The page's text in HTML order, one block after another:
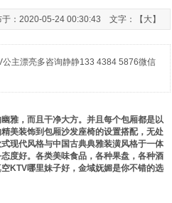
于：2020-05-24 00:30:43 文字：【 大】
主漂亮多咨询静静133 4384 5876微信
雅，而且干净大方。并且每个包厢都是以
美装饰到包厢沙发座椅的设置搭配，无处
现代风格与中国古典典雅装潢风格于一体
度好。各类美味食品，各种果盘，各种酒
KTV哪里妹子好，金域妩媚是你不错的选